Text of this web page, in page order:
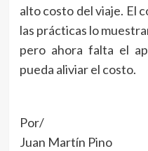
alto costo del viaje. El
las prácticas lo
pero ahora falta el
pueda aliviar el costo.
Por/
Juan Martín Pino